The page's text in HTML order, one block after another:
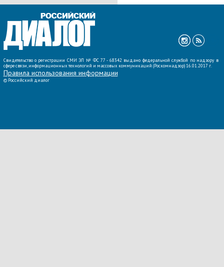
Свидетельство о регистрации СМИ ЭЛ № ФС 77 - 68342 выдано федеральной службой по надзору в
сфере связи, информационных технологий и массовых коммуникаций (Роскомнадзор) 16.01.2017 г.
Правила использования информации
© Российский диалог